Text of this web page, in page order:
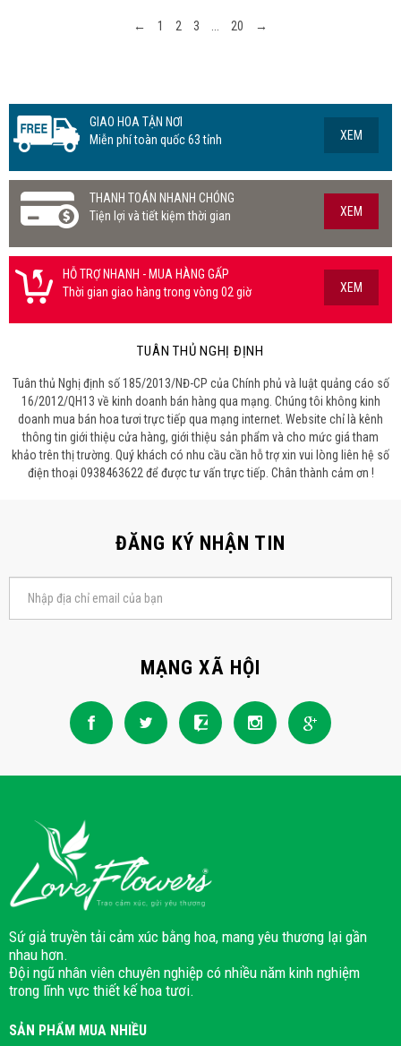
← 1 2 3 20 →
GIAO HOA TẬN NƠI
Miễn phí toàn quốc 63 tỉnh
XEM
THANH TOÁN NHANH CHÓNG
Tiện lợi và tiết kiệm thời gian
XEM
HỖ TRỢ NHANH - MUA HÀNG GẤP
Thời gian giao hàng trong vòng 02 giờ
XEM
TUÂN THỦ NGHỊ ĐỊNH
Tuân thủ Nghị định số 185/2013/NĐ-CP của Chính phủ và luật quảng cáo số
16/2012/QH13 về kinh doanh bán hàng qua mạng. Chúng tôi không kinh
doanh mua bán hoa tươi trực tiếp qua mạng internet. Website chỉ là kênh
thông tin giới thiệu cửa hàng, giới thiệu sản phẩm và cho mức giá tham
khảo trên thị trường. Quý khách có nhu cầu cần hỗ trợ xin vui lòng liên hệ số
điện thoại 0938463622 để được tư vấn trực tiếp. Chân thành cảm ơn !
ĐĂNG KÝ NHẬN TIN
MẠNG XÃ HỘI
Sứ giả truyền tải cảm xúc bằng hoa, mang yêu thương lại gần
nhau hơn.
Đội ngũ nhân viên chuyên nghiệp có nhiều năm kinh nghiệm
trong lĩnh vực thiết kế hoa tươi.
SẢN PHẨM MUA NHIỀU